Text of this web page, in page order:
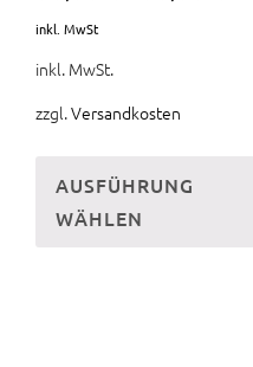
inkl. MwSt
inkl. MwSt.
zzgl.Versandkosten
AUSFÜHRUNG
WÄHLEN